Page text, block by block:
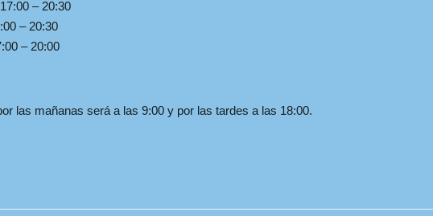
– 20:30
– 20:30
– 20:00
las mañanas será a las 9:00 y por las tardes a las 18:00.